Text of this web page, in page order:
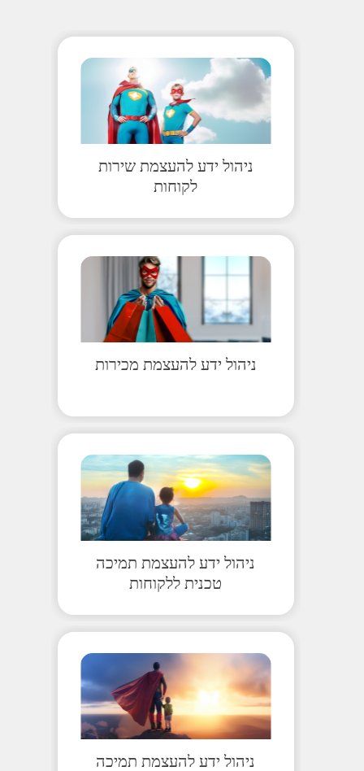
ניהול ידע להעצמת שירות
לקוחות
ניהול ידע להעצמת מכירות
ניהול ידע להעצמת תמיכה
טכנית ללקוחות
ניהול ידע להעצמת תמיכה